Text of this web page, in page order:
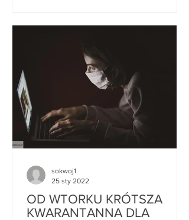
OD WTORKU KRÓTSZA
KWARANTANNA DLA
sokwoj1
25 sty 2022